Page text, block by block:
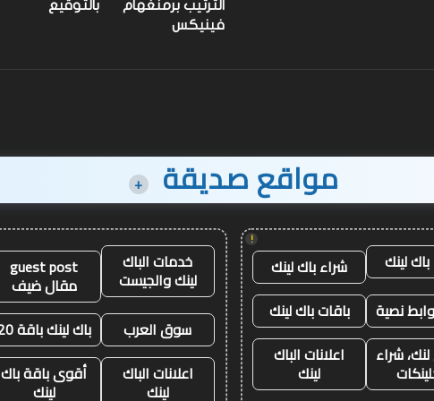
الأثقال
الأثقال
الترتيب برمنغهام
فينيكس
بالتوقيع
مواقع صديقة +
!
لينك
شراء باك لينك
نصية
باقات باك لينك
شراء
اعلانات الباك
لينك
خدمات الباك
لينك والجيست guest post
مقال ضيف
سوق العرب
باك لينك باقة 20
اعلانات الباك
لينك
أقوى باقة باك
لينك